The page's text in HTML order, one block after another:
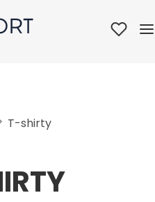
Ulubione
T-shirty